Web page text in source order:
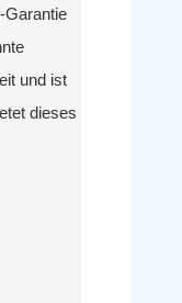
Garantie
und ist
dieses